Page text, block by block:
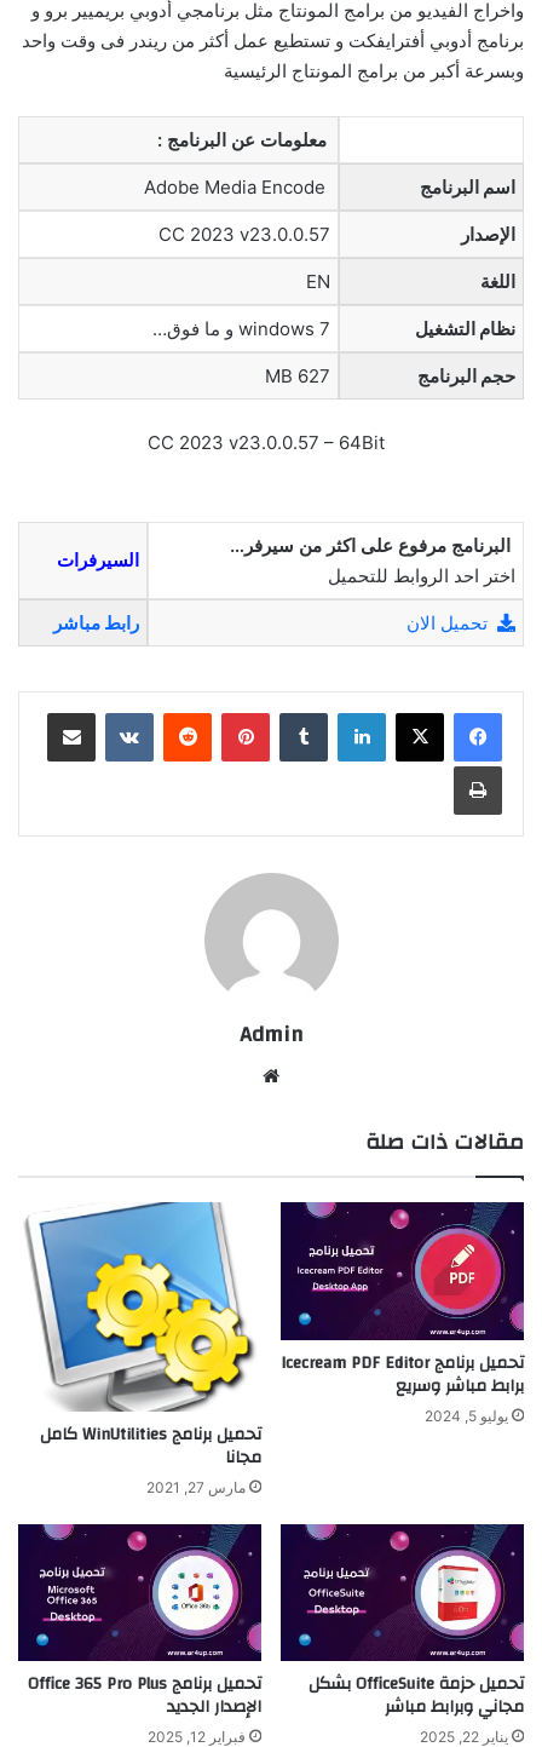
واخراج الفيديو من برامج المونتاج مثل برنامجي أدوبي بريميير برو و
برنامج أدوبي أفترايفكت و تستطيع عمل أكثر من ريندر فى وقت واحد
وبسرعة أكبر من برامج المونتاج الرئيسية
معلومات عن البرنامج :
اسم البرنامج
الإصدار CC 2023 v23.0.0.57
اللغة EN
نظام التشغيل windows 7 و ما فوق…
حجم البرنامج 627 MB
البرنامج مرفوع على اكثر من سيرفر…
اختر احد الروابط للتحميل
السيرفرات
تحميل الان رابط مباشر
لينكدإن بينتيريست مشاركة عبر البريد
طباعة
Admin
مقالات ذات صلة
تحميل برنامج Icecream PDF Editor
برابط مباشر وسريع
يوليو 5, 2024
تحميل برنامج WinUtilities كامل
مجانا
مارس 27, 2021
تحميل حزمة OfficeSuite بشكل
مجاني وبرابط مباشر
يناير 22, 2025
تحميل برنامج Office 365 Pro Plus
الإصدار الجديد
فبراير 12, 2025